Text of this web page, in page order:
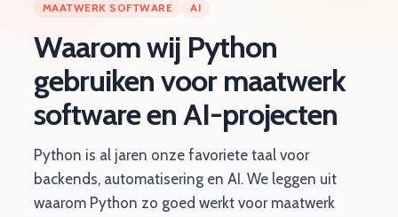
MAATWERK SOFTWARE
AI
Waarom wij Python
gebruiken voor maatwerk
software en AI-projecten
Python is al jaren onze favoriete taal voor
backends, automatisering en AI. We leggen uit
waarom Python zo goed werkt voor maatwerk